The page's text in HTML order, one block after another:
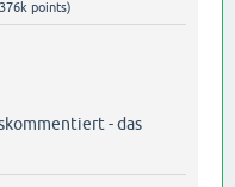
376k points)
- das